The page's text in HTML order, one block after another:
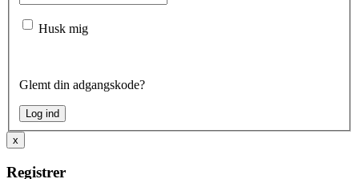
Husk mig
Glemt din adgangskode?
x
Registrer